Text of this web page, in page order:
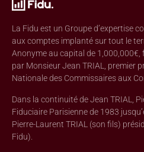
La Fidu est un Groupe d’expertise
aux comptes implanté sur tout le
Anonyme au capital de 1,000,000€,
par Monsieur Jean TRIAL, premier
Nationale des Commissaires aux
Dans la continuité de Jean TRIAL,
Fiduciaire Parisienne de 1983
Pierre-Laurent TRIAL (son fils)
Fidu).